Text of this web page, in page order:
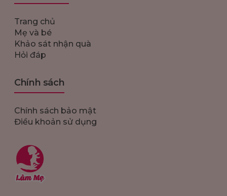
Trang chủ
Mẹ và bé
Khảo sát nhận quà
Hỏi đáp
Chính sách
Chính sách bảo mật
Điều khoản sử dụng